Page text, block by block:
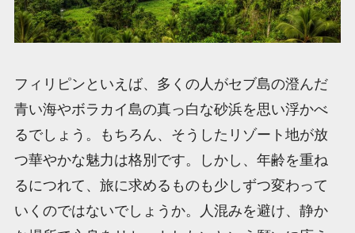
フィリピンといえば、多くの人がセブ島の澄んだ
青い海やボラカイ島の真っ白な砂浜を思い浮かべ
るでしょう。もちろん、そうしたリゾート地が放
つ華やかな魅力は格別です。しかし、年齢を重ね
るにつれて、旅に求めるものも少しずつ変わって
いくのではないでしょうか。人混みを避け、静か